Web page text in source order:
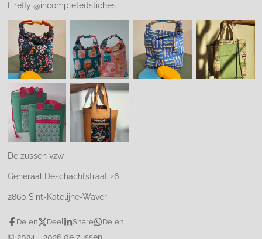
Firefly @incompletedstiches
De zussen vzw
Generaal Deschachtstraat 26
2860 Sint-Katelijne-Waver
Delen Deel Share Delen